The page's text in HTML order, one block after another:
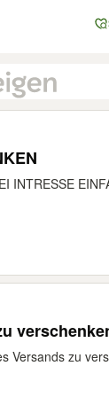
INTRESSE
Versands zu